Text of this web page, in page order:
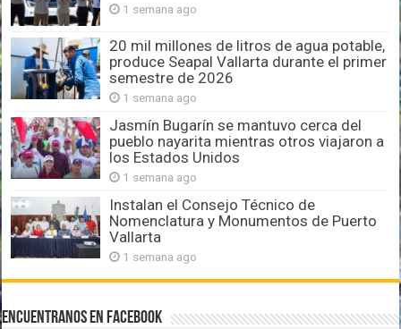
1 semana ago
20 mil millones de litros de agua potable,
produce Seapal Vallarta durante el primer
semestre de 2026
1 semana ago
Jasmín Bugarín se mantuvo cerca del
pueblo nayarita mientras otros viajaron a
los Estados Unidos
1 semana ago
Instalan el Consejo Técnico de
Nomenclatura y Monumentos de Puerto
Vallarta
1 semana ago
Encuentranos en Facebook